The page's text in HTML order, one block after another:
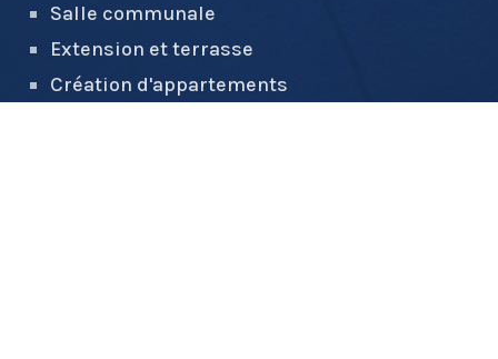
Salle communale
Extension et terrasse
Création d'appartements